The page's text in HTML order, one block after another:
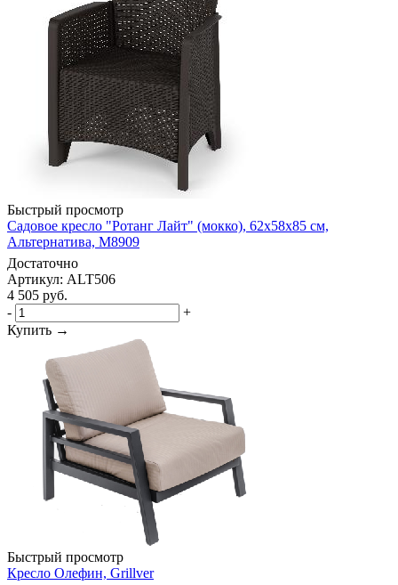
Быстрый просмотр
Садовое кресло "Ротанг Лайт" (мокко), 62х58х85 см,
Альтернатива, М8909
Достаточно
Артикул: ALT506
4 505 руб.
-
+
Купить →
Быстрый просмотр
Кресло Олефин, Grillver